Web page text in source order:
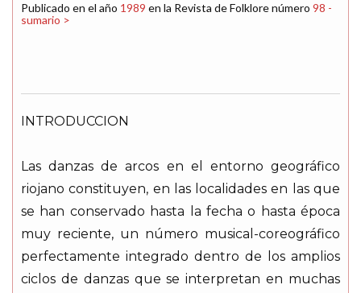
Publicado en el año 1989 en la Revista de Folklore número 98 -
sumario >
INTRODUCCION
Las danzas de arcos en el entorno geográfico
riojano constituyen, en las localidades en las que
se han conservado hasta la fecha o hasta época
muy reciente, un número musical-coreográfico
perfectamente integrado dentro de los amplios
ciclos de danzas que se interpretan en muchas